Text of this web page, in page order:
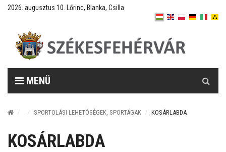
2026. augusztus 10. Lőrinc, Blanka, Csilla
MENÜ
SPORTOLÁSI LEHETŐSÉGEK, SPORTÁGAK KOSÁRLABDA
KOSÁRLABDA